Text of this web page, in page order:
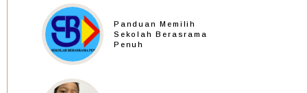
Panduan Memilih
Sekolah Berasrama
Penuh